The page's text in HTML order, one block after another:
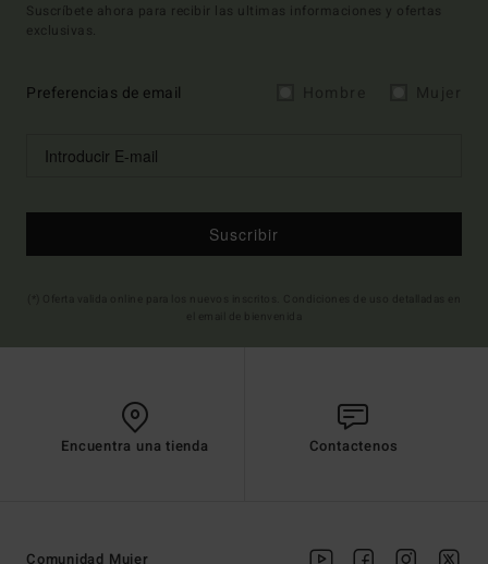
Suscríbete ahora para recibir las ultimas informaciones y ofertas
exclusivas.
Preferencias de email
Suscribir
Encuentra una tienda Contactenos
Comunidad Mujer